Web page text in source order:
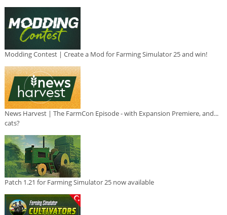
Modding Contest | Create a Mod for Farming Simulator 25 and win!
News Harvest | The FarmCon Episode - with Expansion Premiere, and...
cats?
Patch 1.21 for Farming Simulator 25 now available